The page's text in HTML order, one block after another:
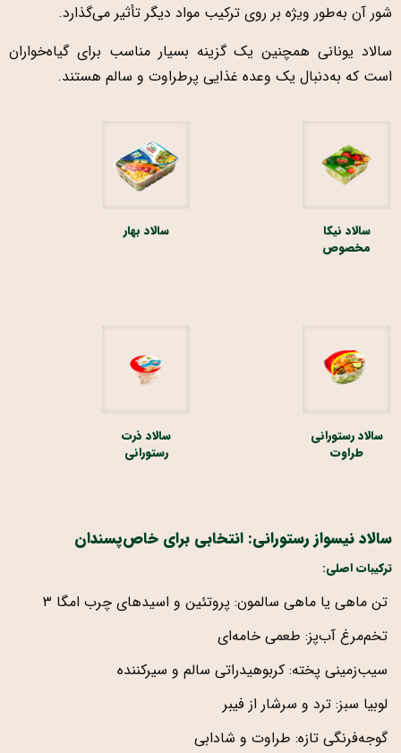
شور آن به‌طور ویژه بر روی ترکیب مواد دیگر تأثیر می‌گذارد.
سالاد یونانی همچنین یک گزینه بسیار مناسب برای گیاه‌خواران
است که به‌دنبال یک وعده غذایی پرطراوت و سالم هستند.
سالاد نیکا
مخصوص
سالاد بهار
سالاد رستورانی
طراوت
سالاد ذرت
رستورانی
سالاد نیسواز رستورانی: انتخابی برای خاص‌پسندان
ترکیبات اصلی:
تن ماهی یا ماهی سالمون: پروتئین و اسیدهای چرب امگا ۳
تخم‌مرغ آب‌پز: طعمی خامه‌ای
سیب‌زمینی پخته: کربوهیدراتی سالم و سیرکننده
لوبیا سبز: ترد و سرشار از فیبر
گوجه‌فرنگی تازه: طراوت و شادابی